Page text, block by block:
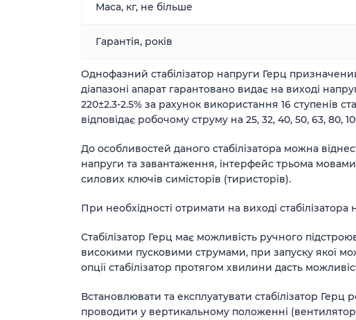
Маса, кг, не більше
Гарантія, років
Однофазний стабілізатор напруги Герц
діапазоні апарат гарантовано видає на виході
220±2.3-2.5% за рахунок використання 16 ступенів
відповідає робочому струму на 25, 32, 40, 50, 63, 80,
До особливостей даного стабілізатора можна
напруги та завантаження, інтерфейс трьома
силових ключів симісторів (тиристорів).
При необхідності отримати на виході
Стабілізатор Герц має можливість ручного
високими пусковими струмами, при запуску якої
опції стабілізатор протягом хвилини дасть
Встановлювати та експлуатувати стабілізатор
проводити у вертикальному положенні